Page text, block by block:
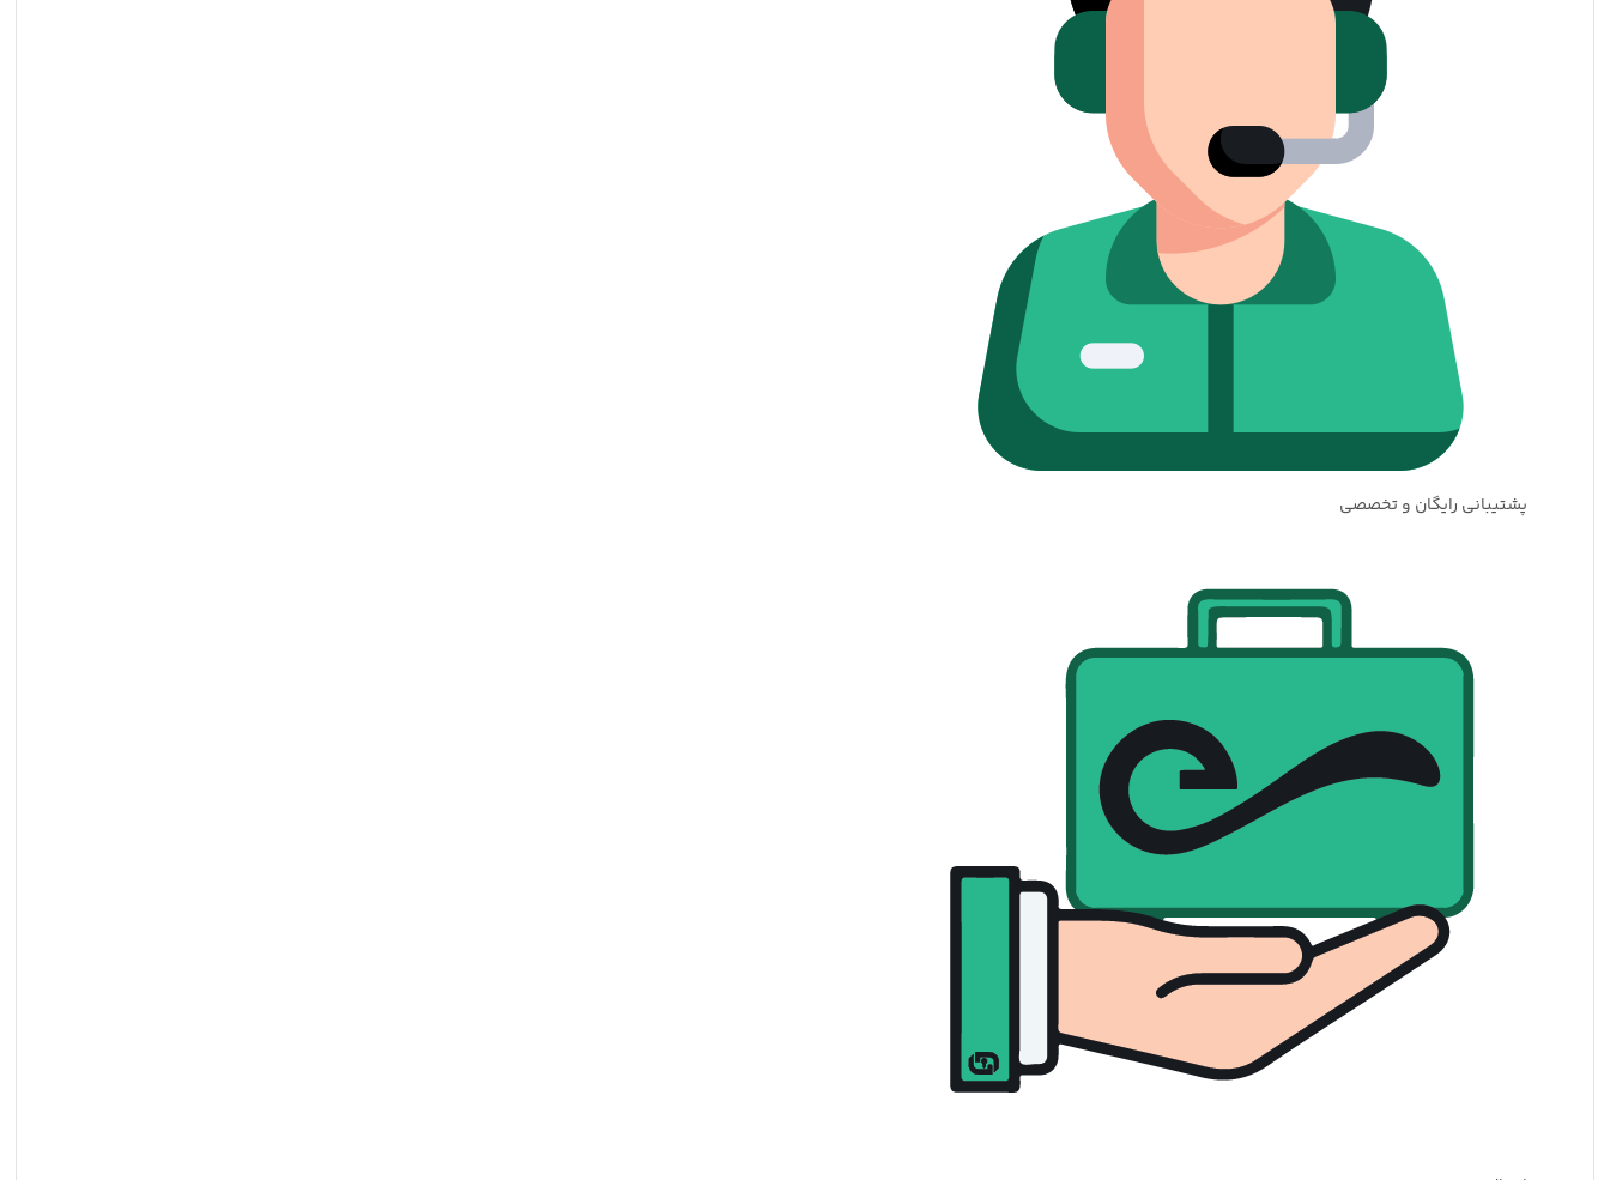
پشتیبانی رایگان و تخصصی